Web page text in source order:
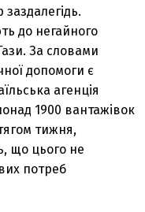
до негайного
За словами
допомоги є
агенція
1900 вантажівок
тижня,
що цього не
потреб